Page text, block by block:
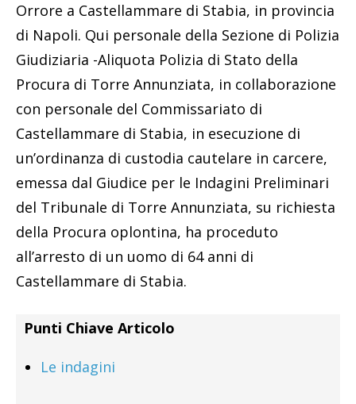
Orrore a Castellammare di Stabia, in provincia
di Napoli. Qui personale della Sezione di Polizia
Giudiziaria -Aliquota Polizia di Stato della
Procura di Torre Annunziata, in collaborazione
con personale del Commissariato di
Castellammare di Stabia, in esecuzione di
un’ordinanza di custodia cautelare in carcere,
emessa dal Giudice per le Indagini Preliminari
del Tribunale di Torre Annunziata, su richiesta
della Procura oplontina, ha proceduto
all’arresto di un uomo di 64 anni di
Castellammare di Stabia.
Punti Chiave Articolo
Le indagini